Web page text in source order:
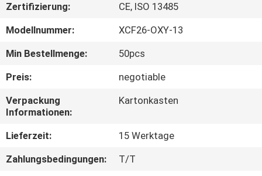
FABRIK-
AUSFLUG
QUALITÄTSKONTROLLE
TRETEN
SIE
MIT
Zertifizierung:
CE, ISO 13485
Modellnummer:
XCF26-OXY-13
Min Bestellmenge:
50pcs
Preis:
negotiable
Verpackung
Informationen:
Kartonkasten
Lieferzeit:
15 Werktage
Zahlungsbedingungen:
T/T